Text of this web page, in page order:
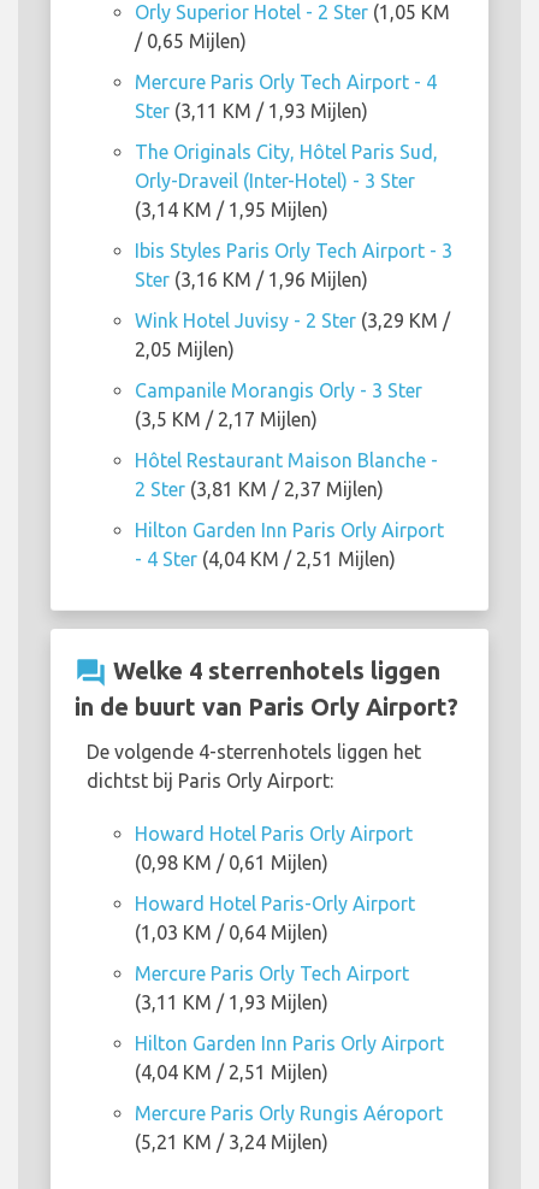
Orly Superior Hotel - 2 Ster (1,05 KM
/ 0,65 Mijlen)
Mercure Paris Orly Tech Airport - 4
Ster (3,11 KM / 1,93 Mijlen)
The Originals City, Hôtel Paris Sud,
Orly-Draveil (Inter-Hotel) - 3 Ster
(3,14 KM / 1,95 Mijlen)
Ibis Styles Paris Orly Tech Airport - 3
Ster (3,16 KM / 1,96 Mijlen)
Wink Hotel Juvisy - 2 Ster (3,29 KM /
2,05 Mijlen)
Campanile Morangis Orly - 3 Ster
(3,5 KM / 2,17 Mijlen)
Hôtel Restaurant Maison Blanche -
2 Ster (3,81 KM / 2,37 Mijlen)
Hilton Garden Inn Paris Orly Airport
- 4 Ster (4,04 KM / 2,51 Mijlen)
question_answer Welke 4 sterrenhotels liggen
in de buurt van Paris Orly Airport?
De volgende 4-sterrenhotels liggen het
dichtst bij Paris Orly Airport:
Howard Hotel Paris Orly Airport
(0,98 KM / 0,61 Mijlen)
Howard Hotel Paris-Orly Airport
(1,03 KM / 0,64 Mijlen)
Mercure Paris Orly Tech Airport
(3,11 KM / 1,93 Mijlen)
Hilton Garden Inn Paris Orly Airport
(4,04 KM / 2,51 Mijlen)
Mercure Paris Orly Rungis Aéroport
(5,21 KM / 3,24 Mijlen)